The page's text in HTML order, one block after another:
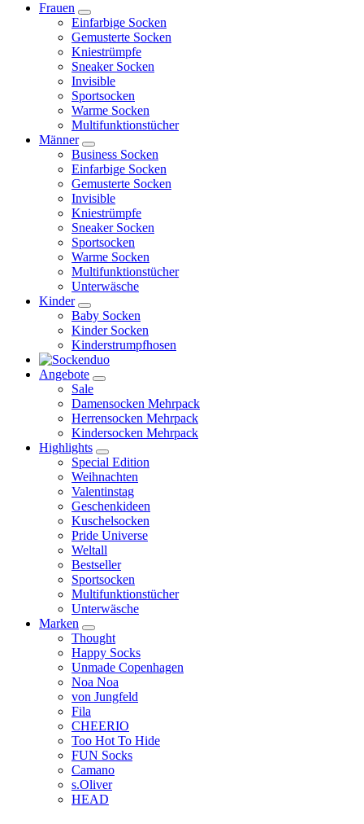
Frauen
Einfarbige Socken
Gemusterte Socken
Kniestrümpfe
Sneaker Socken
Invisible
Sportsocken
Warme Socken
Multifunktionstücher
Männer
Business Socken
Einfarbige Socken
Gemusterte Socken
Invisible
Kniestrümpfe
Sneaker Socken
Sportsocken
Warme Socken
Multifunktionstücher
Unterwäsche
Kinder
Baby Socken
Kinder Socken
Kinderstrumpfhosen
Angebote
Sale
Damensocken Mehrpack
Herrensocken Mehrpack
Kindersocken Mehrpack
Highlights
Special Edition
Weihnachten
Valentinstag
Geschenkideen
Kuschelsocken
Pride Universe
Weltall
Bestseller
Sportsocken
Multifunktionstücher
Unterwäsche
Marken
Thought
Happy Socks
Unmade Copenhagen
Noa Noa
von Jungfeld
Fila
CHEERIO
Too Hot To Hide
FUN Socks
Camano
s.Oliver
HEAD